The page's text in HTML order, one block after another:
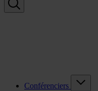
Conférenciers